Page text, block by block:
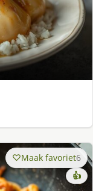
Maak favoriet6
👍